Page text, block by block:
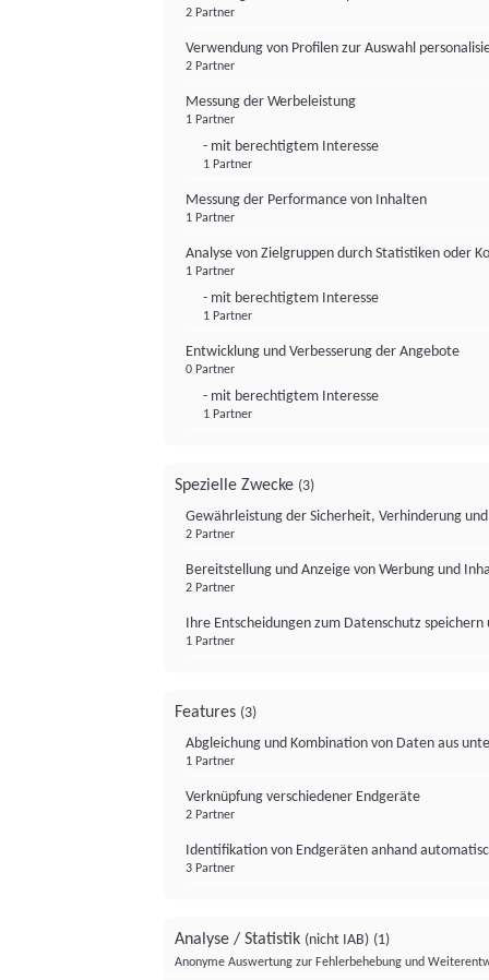
2 Partner
Verwendung von Profilen zur Auswahl
2 Partner
Messung der Werbeleistung
1 Partner
- mit berechtigtem Interesse
1 Partner
Messung der Performance von Inhalten
1 Partner
Analyse von Zielgruppen durch Statistiken oder
1 Partner
- mit berechtigtem Interesse
1 Partner
Entwicklung und Verbesserung der Angebote
0 Partner
- mit berechtigtem Interesse
1 Partner
Spezielle Zwecke (3)
Gewährleistung der Sicherheit, Verhinderung
2 Partner
Bereitstellung und Anzeige von Werbung und
2 Partner
Ihre Entscheidungen zum Datenschutz
1 Partner
Features (3)
Abgleichung und Kombination von Daten aus
1 Partner
Verknüpfung verschiedener Endgeräte
2 Partner
Identifikation von Endgeräten anhand
3 Partner
Analyse / Statistik (nicht IAB) (1)
Anonyme Auswertung zur Fehlerbehebung und